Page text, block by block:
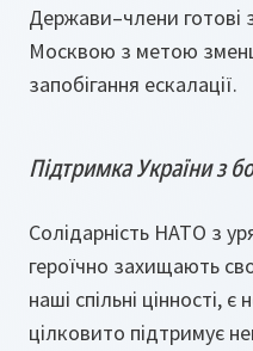
Держави–члени готові
Москвою з метою
запобігання ескалації.
Підтримка України з
Солідарність НАТО з
героїчно захищають
наші спільні цінності,
цілковито підтримує